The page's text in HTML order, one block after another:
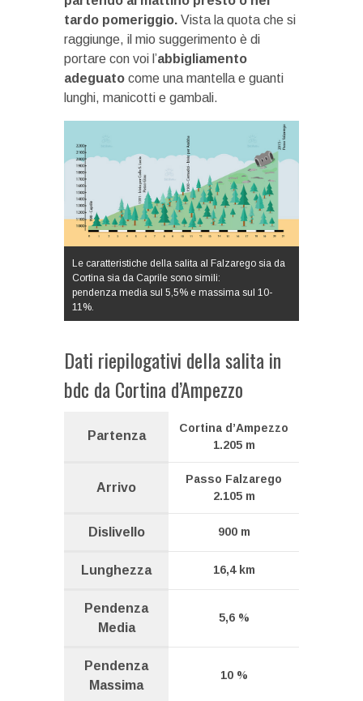
tardo pomeriggio. Vista la quota che si
raggiunge, il mio suggerimento è di
portare con voi l’abbigliamento
adeguato come una mantella e guanti
lunghi, manicotti e gambali.
Le caratteristiche della salita al Falzarego sia da
Cortina sia da Caprile sono simili:
pendenza media sul 5,5% e massima sul 10-
11%.
Dati riepilogativi della salita in
bdc da Cortina d’Ampezzo
Partenza
Cortina d’Ampezzo
1.205 m
Arrivo
Passo Falzarego
2.105 m
Dislivello 900 m
Lunghezza 16,4 km
Pendenza
Media
5,6 %
Pendenza
Massima
10 %